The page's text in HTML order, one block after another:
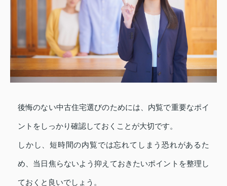
後悔のない中古住宅選びのためには、内覧で重要なポイ
ントをしっかり確認しておくことが大切です。
しかし、短時間の内覧では忘れてしまう恐れがあるた
め、当日焦らないよう抑えておきたいポイントを整理し
ておくと良いでしょう。